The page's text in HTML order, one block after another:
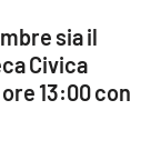
sia il
Civica
13:00 con